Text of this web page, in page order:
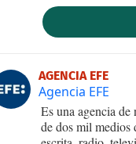
AGENCIA EFE
Agencia EFE
Es una agencia
de dos mil medios